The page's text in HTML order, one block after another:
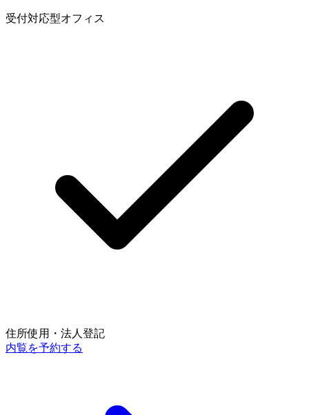
受付対応型オフィス
住所使用・法人登記
内覧を予約する